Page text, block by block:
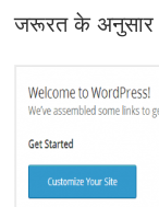
जरूरत के